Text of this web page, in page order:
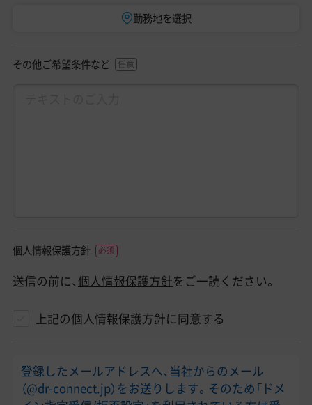
勤務地を選択
その他ご希望条件など
個人情報保護方針
送信の前に、個人情報保護方針をご一読ください。
上記の個人情報保護方針に同意する
登録したメールアドレスへ、当社からのメール
（@dr-connect.jp）をお送りします。そのため「ドメ